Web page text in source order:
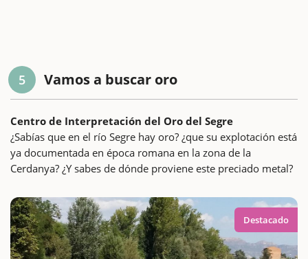
5 Vamos a buscar oro
Centro de Interpretación del Oro del Segre
¿Sabías que en el río Segre hay oro? ¿que su explotación está
ya documentada en época romana en la zona de la
Cerdanya? ¿Y sabes de dónde proviene este preciado metal?
Destacado